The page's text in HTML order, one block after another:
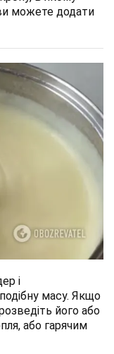
можете додати
і
масу. Якщо
його або
або гарячим